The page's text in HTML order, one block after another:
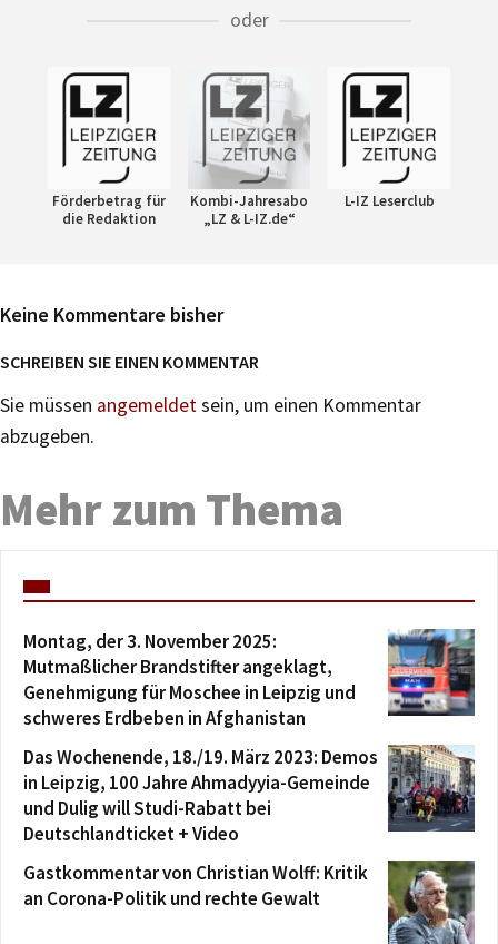
oder
Förderbetrag für
die Redaktion
Kombi-Jahresabo
„LZ & L-IZ.de“
L-IZ Leserclub
Keine Kommentare bisher
SCHREIBEN SIE EINEN KOMMENTAR
Sie müssen angemeldetsein, um einen Kommentar
abzugeben.
Mehr zum Thema
Montag, der 3. November 2025:
Mutmaßlicher Brandstifter angeklagt,
Genehmigung für Moschee in Leipzig und
schweres Erdbeben in Afghanistan
Das Wochenende, 18./19. März 2023: Demos
in Leipzig, 100 Jahre Ahmadyyia-Gemeinde
und Dulig will Studi-Rabatt bei
Deutschlandticket + Video
Gastkommentar von Christian Wolff: Kritik
an Corona-Politik und rechte Gewalt